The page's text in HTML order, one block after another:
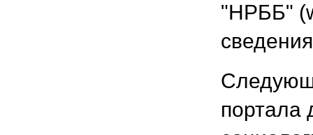
"НРББ"
портала